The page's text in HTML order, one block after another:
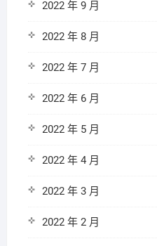
2022 年 9 月
2022 年 8 月
2022 年 7 月
2022 年 6 月
2022 年 5 月
2022 年 4 月
2022 年 3 月
2022 年 2 月